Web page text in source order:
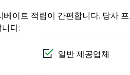
이트 적립이 간편합니다. 당사
다:
일반 제공업체